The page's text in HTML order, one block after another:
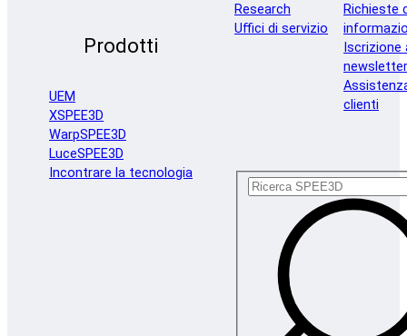
Prodotti
UEM
XSPEE3D
WarpSPEE3D
LuceSPEE3D
Incontrare la tecnologia
Research
Uffici di servizio
Richieste
Iscrizione
newsletter
clienti